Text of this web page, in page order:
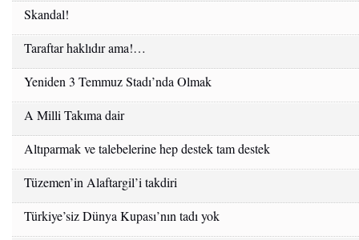
Skandal!
Taraftar haklıdır ama!…
Yeniden 3 Temmuz Stadı’nda Olmak
A Milli Takıma dair
Altıparmak ve talebelerine hep destek tam destek
Tüzemen’in Alaftargil’i takdiri
Türkiye’siz Dünya Kupası’nın tadı yok